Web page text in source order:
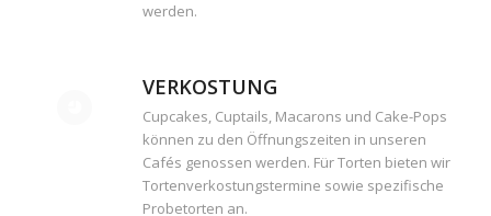
werden.
VERKOSTUNG
Cupcakes, Cuptails, Macarons und Cake-Pops
können zu den Öffnungszeiten in unseren
Cafés genossen werden. Für Torten bieten wir
Tortenverkostungstermine sowie spezifische
Probetorten an.